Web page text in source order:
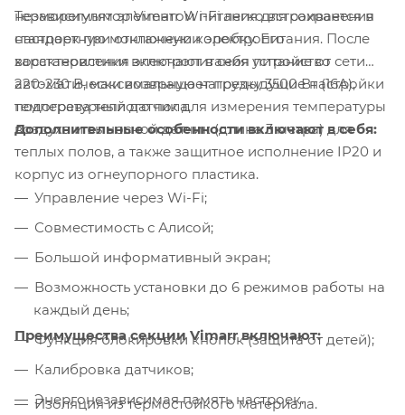
независимым элементом питания для сохранения
настроек при отключении электропитания. После
восстановления электропитания устройство
автоматически возвращает предыдущие настройки
подогрева теплого пола.
Терморегулятор Vimarr Wi-Fi легко встраивается в
стандартную монтажную коробку. Его
характеристики включают в себя питание от сети
220-230 В, максимальную нагрузку 3500 Вт (16А),
температурный датчик для измерения температуры
воздуха и выносной датчик (длина 3 метра) для
теплых полов, а также защитное исполнение IP20 и
корпус из огнеупорного пластика.
Дополнительные особенности включают в себя:
Управление через Wi-Fi;
Совместимость с Алисой;
Большой информативный экран;
Возможность установки до 6 режимов работы на
каждый день;
Функция блокировки кнопок (защита от детей);
Калибровка датчиков;
Энергонезависимая память настроек.
Преимущества секции Vimarr включают:
Изоляция из термостойкого материала.